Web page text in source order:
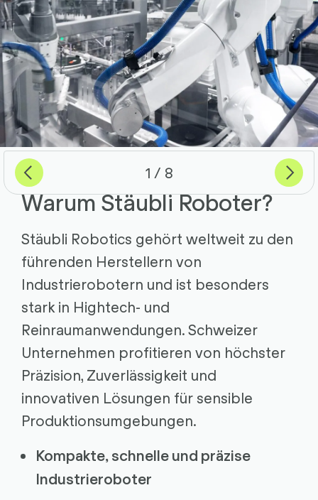
Previous 1 von
8 Weiter
Warum Stäubli Roboter?
Stäubli Robotics gehört weltweit zu den
führenden Herstellern von
Industrierobotern und ist besonders
stark in Hightech- und
Reinraumanwendungen. Schweizer
Unternehmen profitieren von höchster
Präzision, Zuverlässigkeit und
innovativen Lösungen für sensible
Produktionsumgebungen.
Kompakte, schnelle und präzise
Industrieroboter